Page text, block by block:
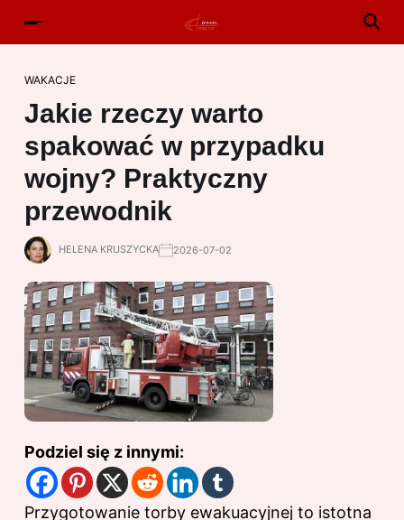
WAKACJE
Jakie rzeczy warto
spakować w przypadku
wojny? Praktyczny
przewodnik
HELENA KRUSZYCKA 2026-07-02
Podziel się z innymi:
Przygotowanie torby ewakuacyjnej to istotna